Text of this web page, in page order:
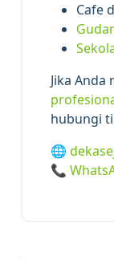
Cafe
Jika
hubungi
🌐
📞